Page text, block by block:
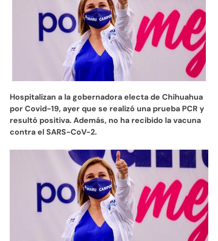
Hospitalizan a la gobernadora electa de Chihuahua
por Covid-19, ayer que se realizó una prueba PCR y
resultó positiva. Además, no ha recibido la vacuna
contra el SARS-CoV-2.